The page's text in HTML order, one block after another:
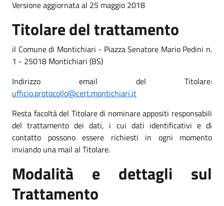
Versione aggiornata al 25 maggio 2018
Titolare del trattamento
il Comune di Montichiari - Piazza Senatore Mario Pedini n.
1 - 25018 Montichiari (BS)
Indirizzo email del Titolare:
ufficio.protocollo@cert.montichiari.it
Resta facoltà del Titolare di nominare appositi responsabili
del trattamento dei dati, i cui dati identificativi e di
contatto possono essere richiesti in ogni momento
inviando una mail al Titolare.
Modalità e dettagli sul
Trattamento